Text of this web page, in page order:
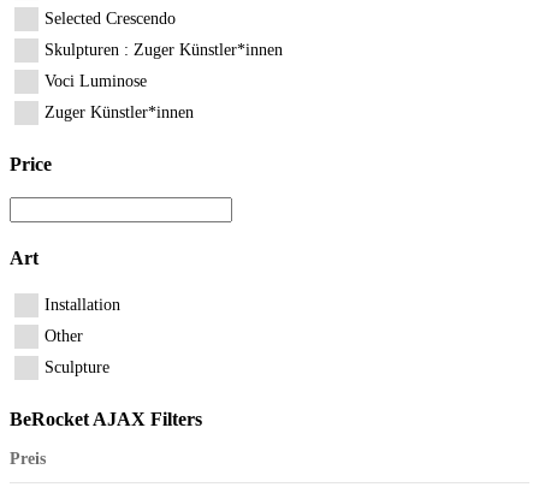
Selected Crescendo
Skulpturen : Zuger Künstler*innen
Voci Luminose
Zuger Künstler*innen
Price
Art
Installation
Other
Sculpture
BeRocket AJAX Filters
Preis